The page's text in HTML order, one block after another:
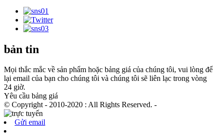
bản tin
Mọi thắc mắc về sản phẩm hoặc bảng giá của chúng tôi, vui lòng để
lại email của bạn cho chúng tôi và chúng tôi sẽ liên lạc trong vòng
24 giờ.
Yêu cầu bảng giá
© Copyright - 2010-2020 : All Rights Reserved. -
Gửi email